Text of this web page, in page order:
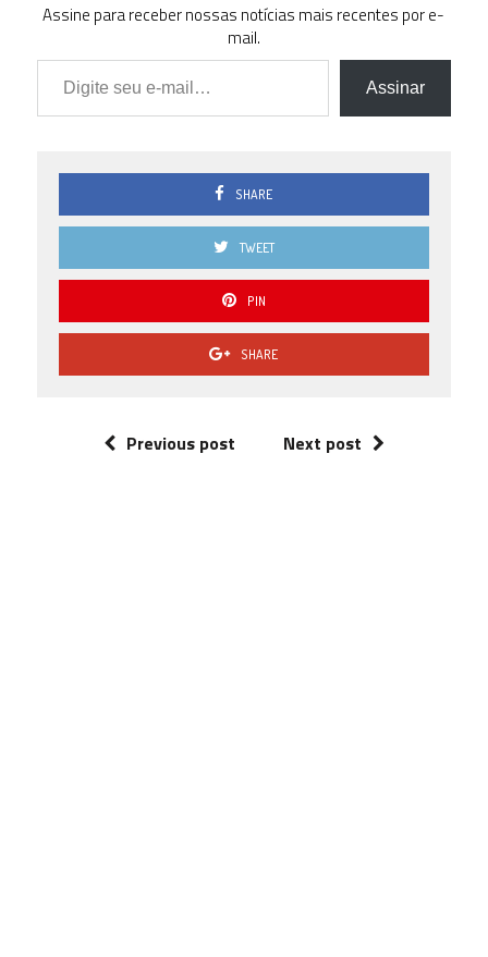
Assine para receber nossas notícias mais recentes por e-
mail.
Digite seu e-mail…
Assinar
SHARE
TWEET
PIN
SHARE
Previous post Next post